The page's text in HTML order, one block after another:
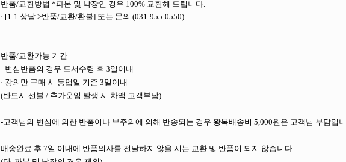
반품/교환방법 *파본 및 낙장인 경우 100% 교환해 드립니다.
· [1:1 상담 >반품/교환/환불] 또는 문의 (031-955-0550)
반품/교환가능 기간
· 변심반품의 경우 도서수령 후 3일이내
· 강의만 구매 시 등업일 기준 3일이내
(반드시 선불 / 추가운임 발생 시 차액 고객부담)
-고객님의 변심에 의한 반품이나 부주의에 의해 반송되는 경우 왕복배송비 5,000원은 고객님 부담입
배송완료 후 7일 이내에 반품의사를 전달하지 않을 시는 교환 및 반품이 되지 않습니다.